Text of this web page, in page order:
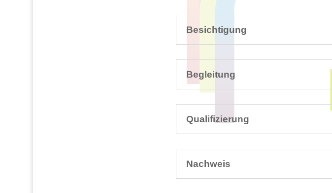
Besichtigung
Begleitung
Qualifizierung
Nachweis